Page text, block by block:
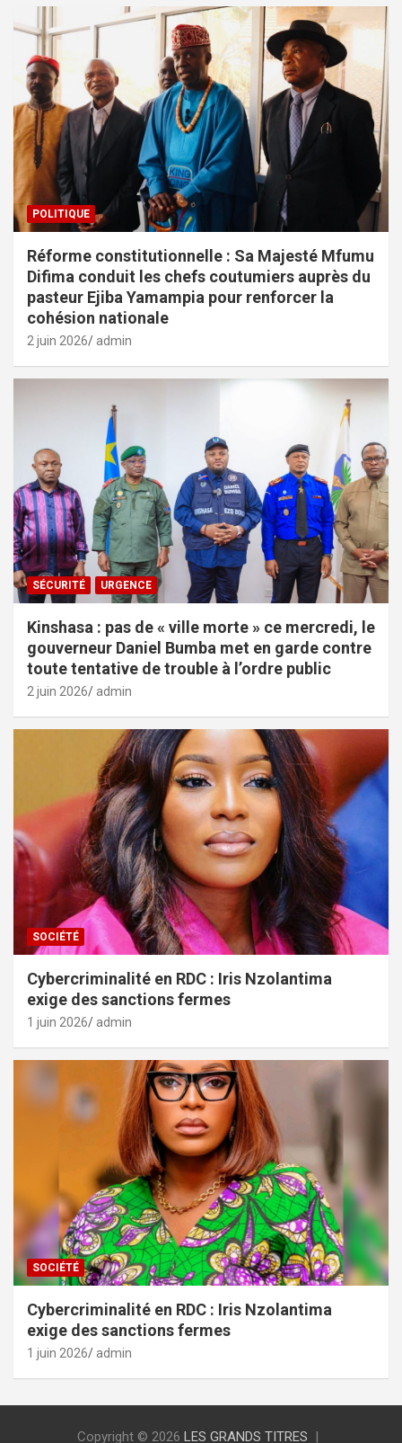
POLITIQUE
Réforme constitutionnelle : Sa Majesté Mfumu
Difima conduit les chefs coutumiers auprès du
pasteur Ejiba Yamampia pour renforcer la
cohésion nationale
2 juin 2026 admin
SÉCURITÉ URGENCE
Kinshasa : pas de « ville morte » ce mercredi, le
gouverneur Daniel Bumba met en garde contre
toute tentative de trouble à l’ordre public
2 juin 2026 admin
SOCIÉTÉ
Cybercriminalité en RDC : Iris Nzolantima
exige des sanctions fermes
1 juin 2026 admin
SOCIÉTÉ
Cybercriminalité en RDC : Iris Nzolantima
exige des sanctions fermes
1 juin 2026 admin
Copyright © 2026 LES GRANDS TITRES